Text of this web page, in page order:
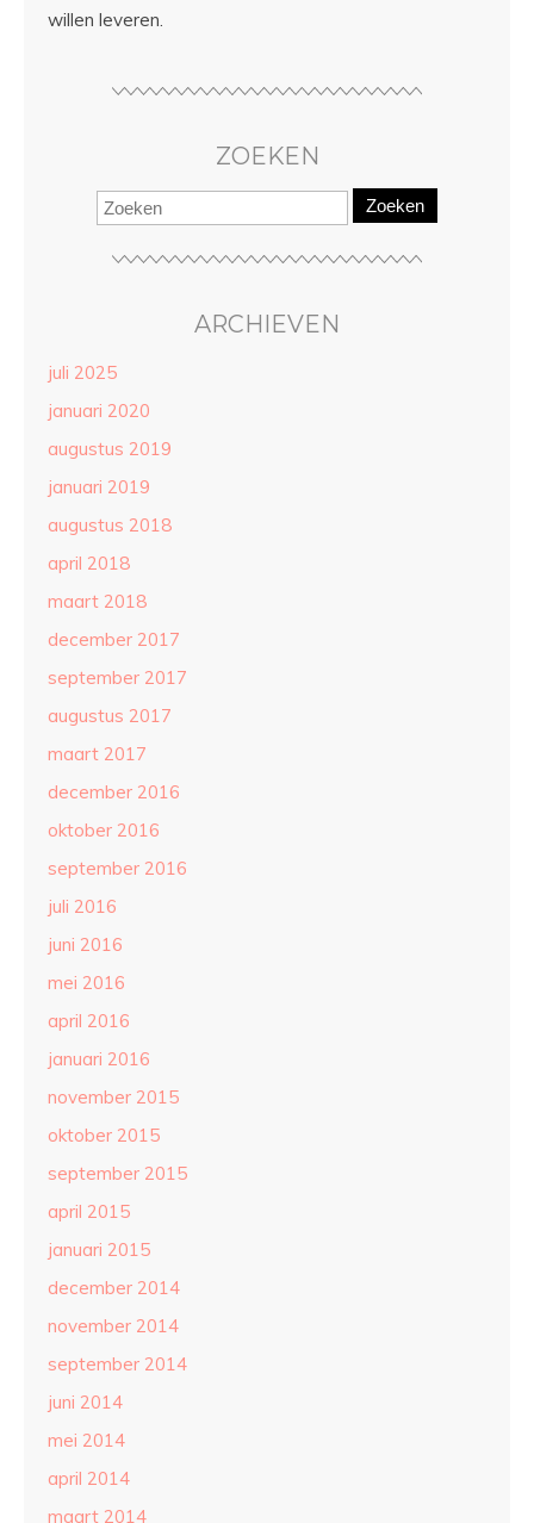
willen leveren.
ZOEKEN
Zoeken
ARCHIEVEN
juli 2025
januari 2020
augustus 2019
januari 2019
augustus 2018
april 2018
maart 2018
december 2017
september 2017
augustus 2017
maart 2017
december 2016
oktober 2016
september 2016
juli 2016
juni 2016
mei 2016
april 2016
januari 2016
november 2015
oktober 2015
september 2015
april 2015
januari 2015
december 2014
november 2014
september 2014
juni 2014
mei 2014
april 2014
maart 2014